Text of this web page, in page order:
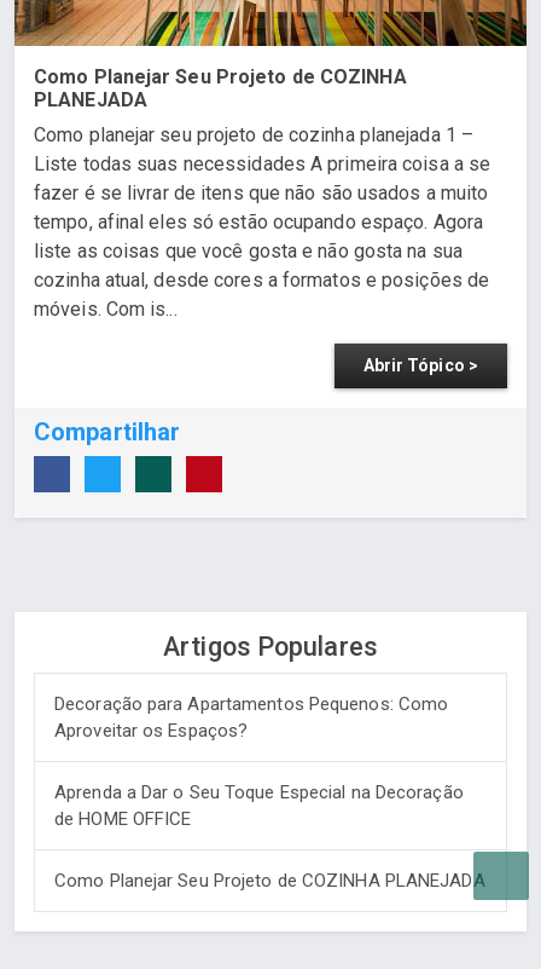
Como Planejar Seu Projeto de COZINHA
PLANEJADA
Como planejar seu projeto de cozinha planejada 1 –
Liste todas suas necessidades A primeira coisa a se
fazer é se livrar de itens que não são usados a muito
tempo, afinal eles só estão ocupando espaço. Agora
liste as coisas que você gosta e não gosta na sua
cozinha atual, desde cores a formatos e posições de
móveis. Com is...
Abrir Tópico >
Compartilhar
Artigos Populares
Decoração para Apartamentos Pequenos: Como
Aproveitar os Espaços?
Aprenda a Dar o Seu Toque Especial na Decoração
de HOME OFFICE
Como Planejar Seu Projeto de COZINHA PLANEJADA